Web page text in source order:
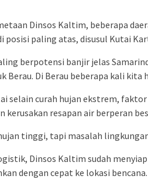
Dinsos Kaltim, beberapa
posisi paling atas, disusul Kutai
berpotensi banjir jelas
Berau. Di Berau beberapa kali kita
selain curah hujan ekstrem,
kerusakan resapan air berperan
tinggi, tapi masalah
Dinsos Kaltim sudah
dengan cepat ke lokasi bencana.